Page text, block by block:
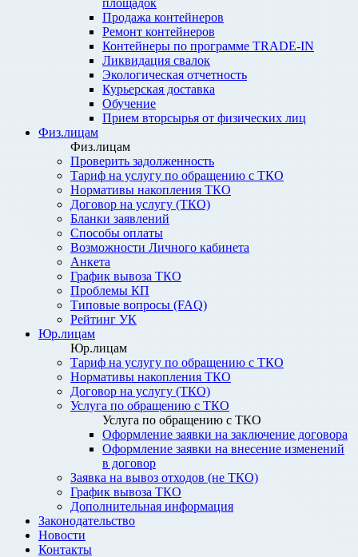
площадок
Продажа контейнеров
Ремонт контейнеров
Контейнеры по программе TRADE-IN
Ликвидация свалок
Экологическая отчетность
Курьерская доставка
Обучение
Прием вторсырья от физических лиц
Физ.лицам
Физ.лицам
Проверить задолженность
Тариф на услугу по обращению с ТКО
Нормативы накопления ТКО
Договор на услугу (ТКО)
Бланки заявлений
Способы оплаты
Возможности Личного кабинета
Анкета
График вывоза ТКО
Проблемы КП
Типовые вопросы (FAQ)
Рейтинг УК
Юр.лицам
Юр.лицам
Тариф на услугу по обращению с ТКО
Нормативы накопления ТКО
Договор на услугу (ТКО)
Услуга по обращению с ТКО
Услуга по обращению с ТКО
Оформление заявки на заключение договора
Оформление заявки на внесение изменений
в договор
Заявка на вывоз отходов (не ТКО)
График вывоза ТКО
Дополнительная информация
Законодательство
Новости
Контакты